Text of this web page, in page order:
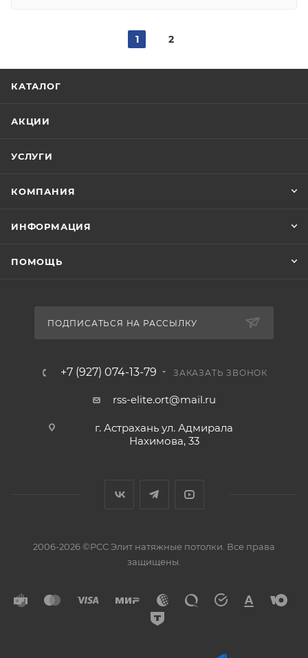
1 2
КАТАЛОГ
АКЦИИ
УСЛУГИ
КОМПАНИЯ
ИНФОРМАЦИЯ
ПОМОЩЬ
ПОДПИСАТЬСЯ НА РАССЫЛКУ
+7 (927) 074-13-79 ЗАКАЗАТЬ ЗВОНОК
rss-elite.ort@mail.ru
г. Астрахань ул. Адмирала
Нахимова, 33
2006-2026 ©РСС Элит натяжные потолки. Все права
защищены.